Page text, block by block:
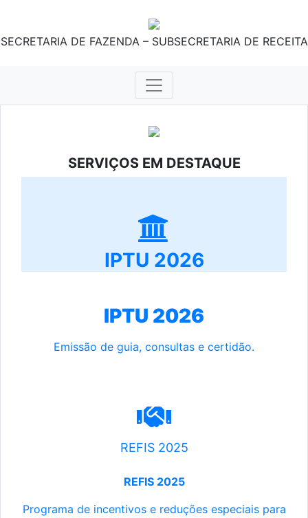
SECRETARIA DE FAZENDA – SUBSECRETARIA DE RECEITA
SERVIÇOS EM DESTAQUE
IPTU 2026
IPTU 2026
Emissão de guia, consultas e certidão.
REFIS 2025
REFIS 2025
Programa de incentivos e reduções especiais para